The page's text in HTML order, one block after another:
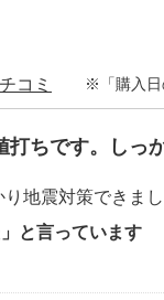
照
で行う。
場所は使用できな
きない。
コミ ※「購入日
打ちです。しっ
地震対策できま
と言っています